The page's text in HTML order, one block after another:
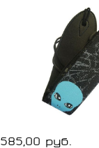
585,00 руб.